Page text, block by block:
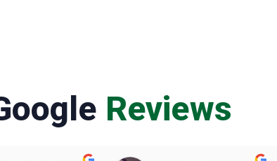
Reviews